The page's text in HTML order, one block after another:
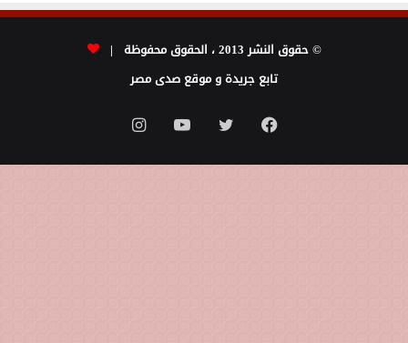
© حقوق النشر 2013 ، الحقوق محفوظة |
تابع جريدة و موقع صدى مصر
فيسبوك تويتر يوتيوبانستقرام